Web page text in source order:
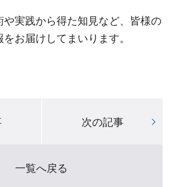
実践から得た知見など、皆様の
お届けしてまいります。
次の記事
一覧へ戻る